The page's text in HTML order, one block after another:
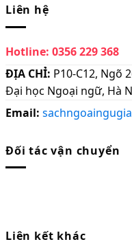
Liên hệ
Hotline: 0356 229 368
ĐỊA CHỈ: P10-C12, Ngõ
Đại học Ngoại ngữ, Hà
Email:
Đối tác vận chuyển
Liên kết khác